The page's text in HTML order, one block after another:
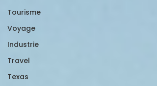
Tourisme
Voyage
Industrie
Travel
Texas